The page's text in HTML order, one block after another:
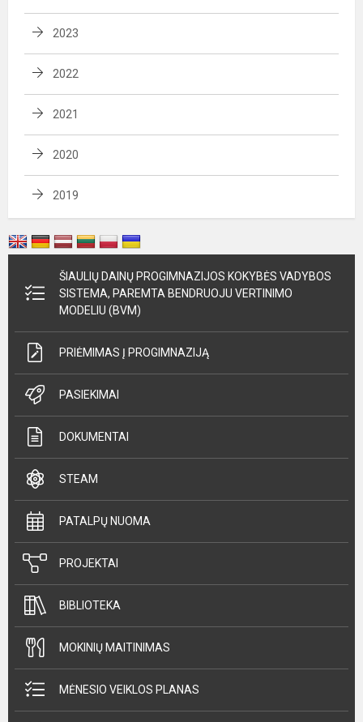
2023
2022
2021
2020
2019
ŠIAULIŲ DAINŲ PROGIMNAZIJOS KOKYBĖS VADYBOS
SISTEMA, PAREMTA BENDRUOJU VERTINIMO
MODELIU (BVM)
PRIĖMIMAS Į PROGIMNAZIJĄ
PASIEKIMAI
DOKUMENTAI
STEAM
PATALPŲ NUOMA
PROJEKTAI
BIBLIOTEKA
MOKINIŲ MAITINIMAS
MĖNESIO VEIKLOS PLANAS